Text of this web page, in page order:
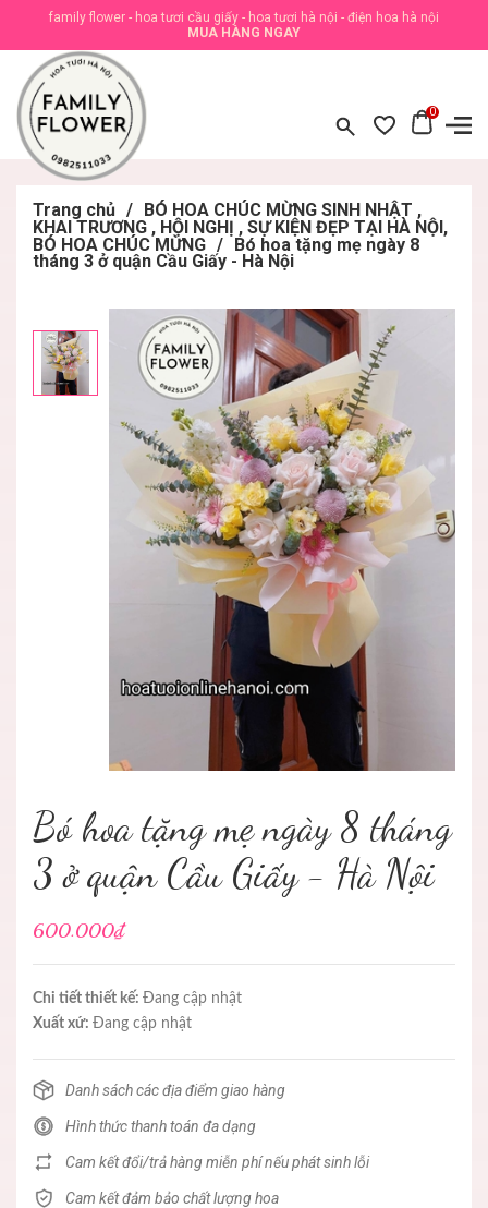
family flower - hoa tươi cầu giấy - hoa tươi hà nội - điện hoa hà nội
MUA HÀNG NGAY
0
Trang chủ / BÓ HOA CHÚC MỪNG SINH NHẬT ,
KHAI TRƯƠNG , HỘI NGHỊ , SỰ KIỆN ĐẸP TẠI HÀ NỘI,
BÓ HOA CHÚC MỪNG / Bó hoa tặng mẹ ngày 8
tháng 3 ở quận Cầu Giấy - Hà Nội
Bó hoa tặng mẹ ngày 8 tháng
3 ở quận Cầu Giấy - Hà Nội
600.000₫
Chi tiết thiết kế: Đang cập nhật
Xuất xứ: Đang cập nhật
Danh sách các địa điểm giao hàng
Hình thức thanh toán đa dạng
Cam kết đổi/trả hàng miễn phí nếu phát sinh lỗi
Cam kết đảm bảo chất lượng hoa